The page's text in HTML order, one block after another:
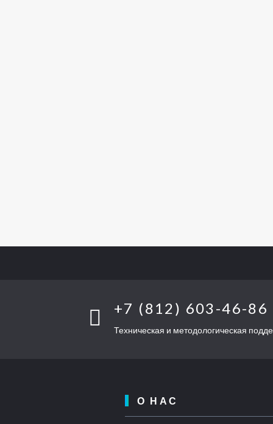
+7 (812) 603-46-86
Техническая и методологическая
О НАС